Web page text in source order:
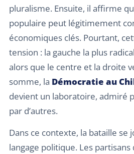
pluralisme. Ensuite, il affirme
populaire peut légitimement
économiques clés. Pourtant,
tension : la gauche la plus
alors que le centre et la droite
somme, la Démocratie au
devient un laboratoire, admiré
par d’autres.
Dans ce contexte, la bataille se
langage politique. Les partisans